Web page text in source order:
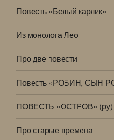
Повесть «Белый карлик»
Из монолога Лео
Про две повести
Повесть «РОБИН, СЫН
ПОВЕСТЬ «ОСТРОВ» (ру)
Про старые времена